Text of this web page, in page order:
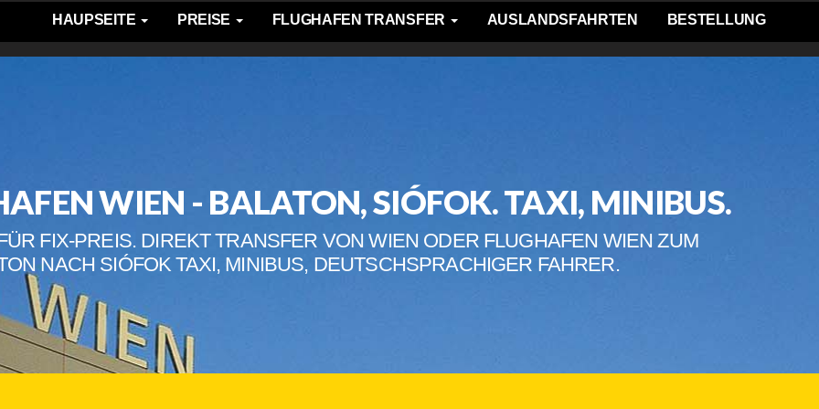
HAUPSEITE PREISE FLUGHAFEN TRANSFER AUSLANDSFAHRTEN
BESTELLUNG
WIEN - BALATON, SIÓFOK. TAXI, MINIBUS.
FIX-PREIS. DIREKT TRANSFER VON WIEN ODER FLUGHAFEN WIEN ZUM
NACH SIÓFOK TAXI, MINIBUS, DEUTSCHSPRACHIGER FAHRER.